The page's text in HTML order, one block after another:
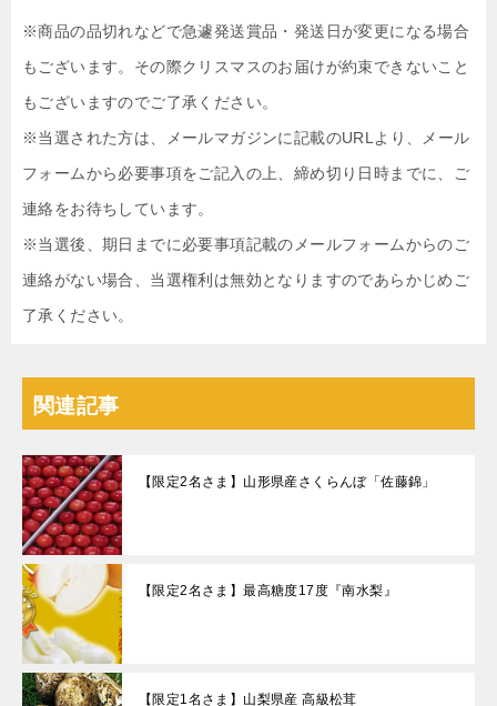
※商品の品切れなどで急遽発送賞品・発送日が変更になる場合
もございます。その際クリスマスのお届けが約束できないこと
もございますのでご了承ください。
※当選された方は、メールマガジンに記載のURLより、メール
フォームから必要事項をご記入の上、締め切り日時までに、ご
連絡をお待ちしています。
※当選後、期日までに必要事項記載のメールフォームからのご
連絡がない場合、当選権利は無効となりますのであらかじめご
了承ください。
関連記事
【限定2名さま】山形県産さくらんぼ「佐藤錦」
【限定2名さま】最高糖度17度『南水梨』
【限定1名さま】山梨県産 高級松茸